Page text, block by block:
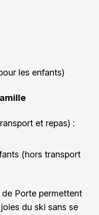
les enfants)
et repas) :
(hors transport
Porte permettent
du ski sans se